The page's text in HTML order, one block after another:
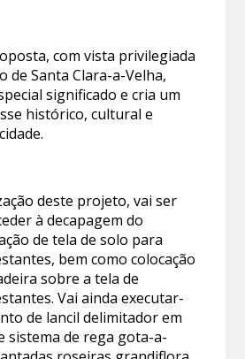
com vista privilegiada
de Santa Clara-a-Velha,
significado e cria um
histórico, cultural e
deste projeto, vai ser
à decapagem do
de tela de solo para
bem como colocação
sobre a tela de
Vai ainda executar-
de lancil delimitador em
sistema de rega gota-a-